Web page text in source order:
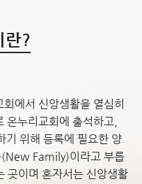
란?
에서 신앙생활을 열심히
온누리교회에 출석하고,
기 위해 등록에 필요한 양
(New Family)이라고 부릅
곳이며 혼자서는 신앙생활